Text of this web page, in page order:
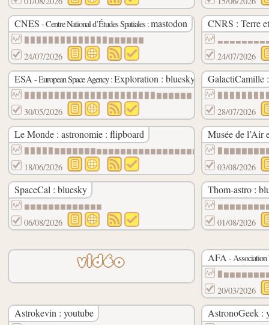
CNES - Centre National d’Études Spatiales :mastodon
▉▉▉▉▉▉▉▉▉▉▉▉▉▉▇▇▇▇▇▇
24/07/2026
CNRS : Terre
24/07/2026
ESA - European Space Agency :Exploration : bluesky
▉▉▉▉▉▉▉▉▉▉▉▉▉▉▉▉▉▉▉▉▉▉▇▇▇▇▇▇
30/05/2026
GalactiCamille
28/07/2026
Le Monde : astronomie : flipboard
▉▉▉▉▉▇▇▇▇▇▇▇▆▆▆▆▆▆▆▆▆▆▆▆▆▆▆▆▆
18/06/2026
Musée de l’Air
03/08/2026
SpaceCal : bluesky
▆▆▆▆▆▆▆▆▆▆▆▆▆
06/08/2026
Thom-astro :
01/08/2026
vidéo AFA - Association
20/03/2026
Astrokevin : youtube AstronoGeek :